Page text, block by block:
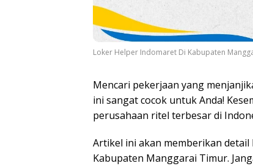
Loker Helper Indomaret Di Kabupaten
Mencari pekerjaan yang
ini sangat cocok untuk Anda!
perusahaan ritel terbesar di
Artikel ini akan memberikan
Kabupaten Manggarai Timur.